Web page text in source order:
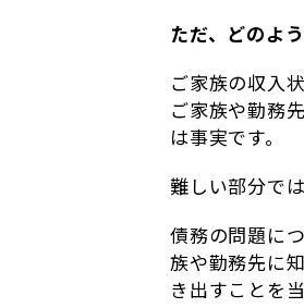
ただ、どのよ
ご家族の収入
ご家族や勤務
は事実です。
難しい部分で
債務の問題に
族や勤務先に
き出すことを